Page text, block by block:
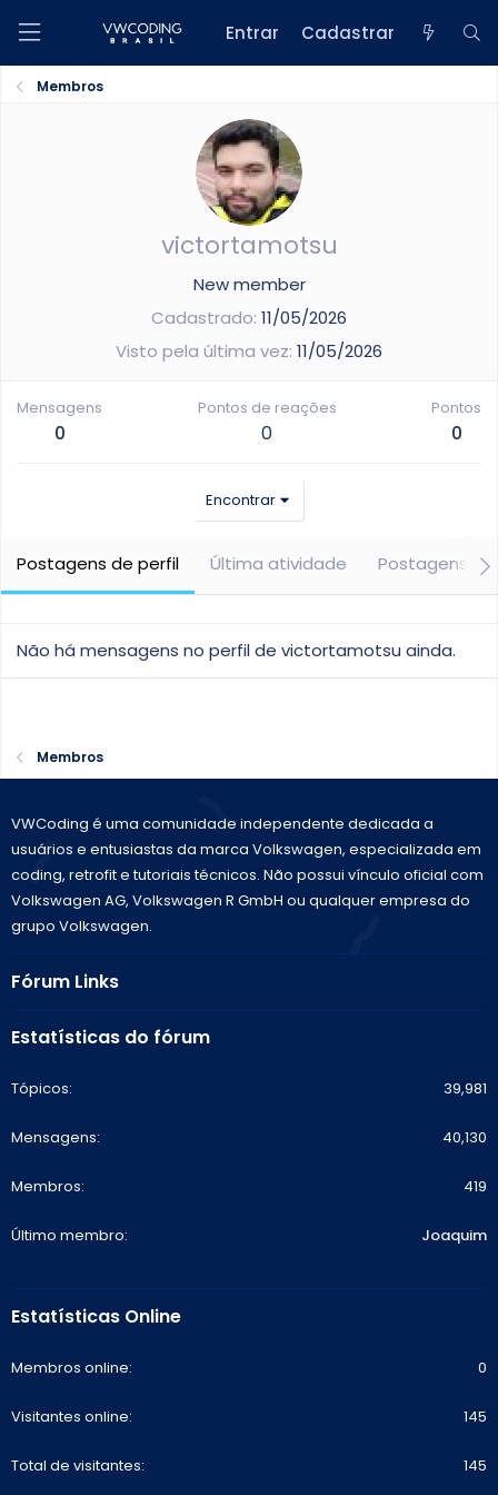
Entrar Cadastrar
Membros
victortamotsu
New member
Cadastrado 11/05/2026
Visto pela última vez 11/05/2026
Mensagens
0
Pontos de reações
0
Pontos
0
Encontrar
Postagens de perfil Última atividade Postagens
Não há mensagens no perfil de victortamotsu ainda.
Membros
VWCoding é uma comunidade independente dedicada a
usuários e entusiastas da marca Volkswagen, especializada em
coding, retrofit e tutoriais técnicos. Não possui vínculo oficial com
Volkswagen AG, Volkswagen R GmbH ou qualquer empresa do
grupo Volkswagen.
Fórum Links
Estatísticas do fórum
Tópicos 39,981
Mensagens 40,130
Membros 419
Último membro Joaquim
Estatísticas Online
Membros online 0
Visitantes online 145
Total de visitantes 145